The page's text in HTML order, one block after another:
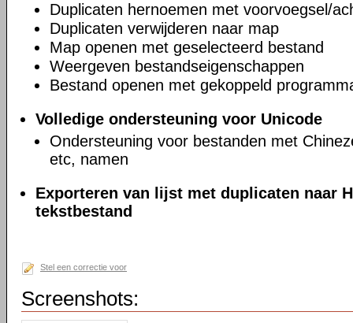
Duplicaten hernoemen met voorvoegsel/
Duplicaten verwijderen naar map
Map openen met geselecteerd bestand
Weergeven bestandseigenschappen
Bestand openen met gekoppeld
Volledige ondersteuning voor Unicode
Ondersteuning voor bestanden met
etc, namen
Exporteren van lijst met duplicaten naar
tekstbestand
Stel een correctie voor
Screenshots: